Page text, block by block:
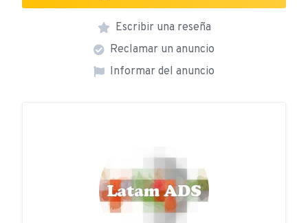
Escribir una reseña
Reclamar un anuncio
Informar del anuncio